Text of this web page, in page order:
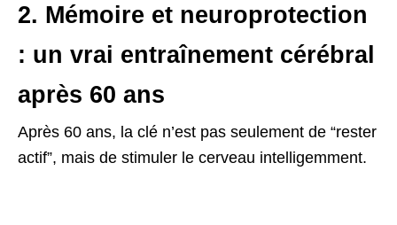
2. Mémoire et neuroprotection
: un vrai entraînement cérébral
après 60 ans
Après 60 ans, la clé n’est pas seulement de “rester
actif”, mais de stimuler le cerveau intelligemment.